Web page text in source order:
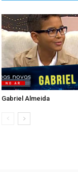
Gabriel Almeida